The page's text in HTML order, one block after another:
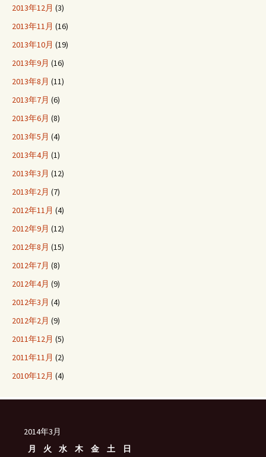
2013年12月 (3)
2013年11月 (16)
2013年10月 (19)
2013年9月 (16)
2013年8月 (11)
2013年7月 (6)
2013年6月 (8)
2013年5月 (4)
2013年4月 (1)
2013年3月 (12)
2013年2月 (7)
2012年11月 (4)
2012年9月 (12)
2012年8月 (15)
2012年7月 (8)
2012年4月 (9)
2012年3月 (4)
2012年2月 (9)
2011年12月 (5)
2011年11月 (2)
2010年12月 (4)
2014年3月
月
火 水 木 金 土
日